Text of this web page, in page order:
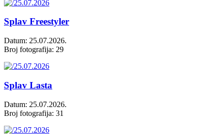
Splav Freestyler
Datum: 25.07.2026.
Broj fotografija: 29
Splav Lasta
Datum: 25.07.2026.
Broj fotografija: 31